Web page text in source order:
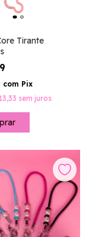
Tirante
com Pix
sem juros